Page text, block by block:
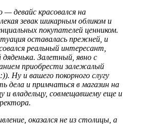
девайс красовался на
зевак шикарным обликом и
покупателей ценником.
оставалась прежней, и
реальный интересант,
Залетный, явно с
приобрести залежалый
Ну и вашего покорного слугу
дела и примчаться в магазин на
и владельцу, совмещавшему еще и
оказался не из столицы, а